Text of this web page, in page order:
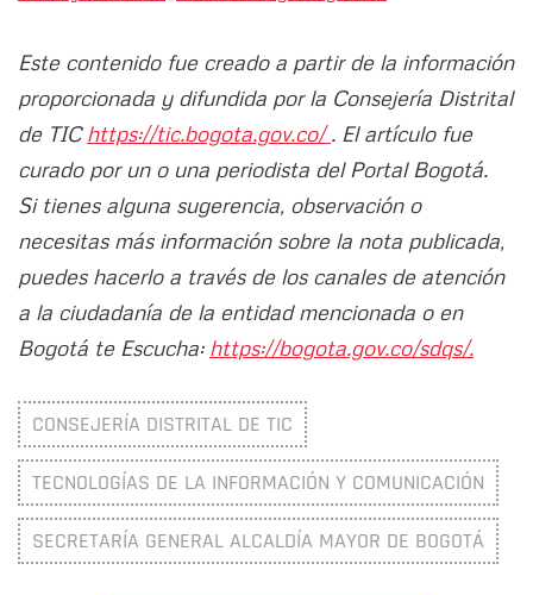
Este contenido fue creado a partir de la información
proporcionada y difundida por la Consejería Distrital
de TIChttps://tic.bogota.gov.co/. El artículo fue
curado por un o una periodista del Portal Bogotá.
Si tienes alguna sugerencia, observación o
necesitas más información sobre la nota publicada,
puedes hacerlo a través de los canales de atención
a la ciudadanía de la entidad mencionada o en
Bogotá te Escucha: https://bogota.gov.co/sdqs/.
CONSEJERÍA DISTRITAL DE TIC
TECNOLOGÍAS DE LA INFORMACIÓN Y COMUNICACIÓN
SECRETARÍA GENERAL ALCALDÍA MAYOR DE BOGOTÁ